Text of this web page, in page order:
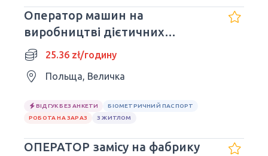
Оператор машин на
виробництві дієтичних
добавок
25.36 zł/годину
Польща, Величка
ВІДГУК БЕЗ АНКЕТИ
БІОМЕТРИЧНИЙ ПАСПОРТ
РОБОТА НА ЗАРАЗ
З ЖИТЛОМ
ОПЕРАТОР замісу на фабрику